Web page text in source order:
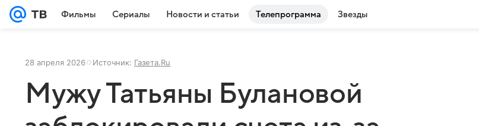
Фильмы Сериалы Новости и статьи Телепрограмма Звезды
28 апреля 2026 Источник: Газета.Ru
Мужу Татьяны Булановой